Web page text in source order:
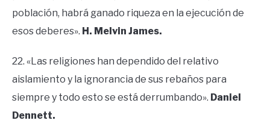
población, habrá ganado riqueza en la ejecución de
esos deberes». H. Melvin James.
22. «Las religiones han dependido del relativo
aislamiento y la ignorancia de sus rebaños para
siempre y todo esto se está derrumbando». Daniel
Dennett.